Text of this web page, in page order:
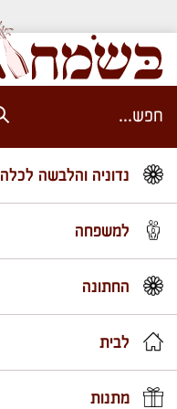
נדוניה והלבשה לכלה
למשפחה
החתונה
לבית
מתנות